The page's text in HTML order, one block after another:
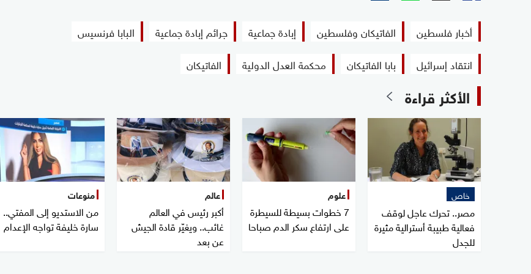
أخبار فلسطين الفاتيكان وفلسطين إبادة جماعية جرائم إبادة جماعية
البابا فرنسيس
انتقاد إسرائيل
بابا الفاتيكان محكمة العدل الدولية الفاتيكان
الأكثر قراءة
خاص
مصر.. تحرك عاجل لوقف
فعالية طبيبة أسترالية مثيرة
للجدل
علوم
7 خطوات بسيطة للسيطرة
على ارتفاع سكر الدم صباحا
عالم
أكبر رئيس في العالم
غائب.. ويغيّر قادة الجيش
عن بعد
منوعات
من الاستديو إلى المفتي..
سارة خليفة تواجه الإعدام